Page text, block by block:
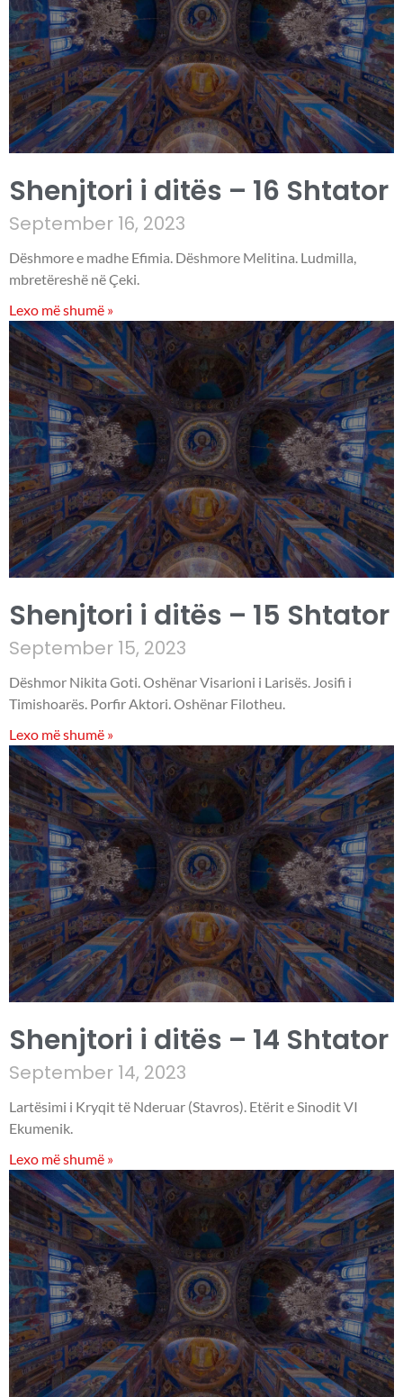
Shenjtori i ditës – 16 Shtator
September 16, 2023
Dëshmore e madhe Efimia. Dëshmore Melitina. Ludmilla,
mbretëreshë në Çeki.
Lexo më shumë »
Shenjtori i ditës – 15 Shtator
September 15, 2023
Dëshmor Nikita Goti. Oshënar Visarioni i Larisës. Josifi i
Timishoarës. Porfir Aktori. Oshënar Filotheu.
Lexo më shumë »
Shenjtori i ditës – 14 Shtator
September 14, 2023
Lartësimi i Kryqit të Nderuar (Stavros). Etërit e Sinodit VI
Ekumenik.
Lexo më shumë »